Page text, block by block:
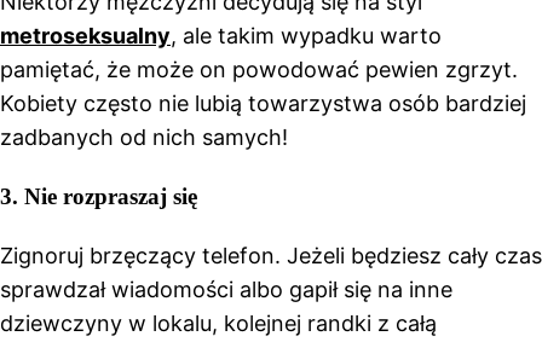
metroseksualny, ale takim wypadku warto
pamiętać, że może on powodować pewien zgrzyt.
Kobiety często nie lubią towarzystwa osób bardziej
zadbanych od nich samych!
3. Nie rozpraszaj się
Zignoruj brzęczący telefon. Jeżeli będziesz cały czas
sprawdzał wiadomości albo gapił się na inne
dziewczyny w lokalu, kolejnej randki z całą